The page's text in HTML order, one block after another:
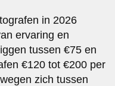
in 2026
ervaring en
tussen €75 en
€120 tot €200 per
zich tussen